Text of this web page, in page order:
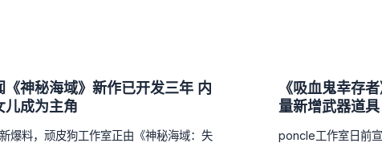
《神秘海域》新作已开发三年 内
儿成为主角
爆料，顽皮狗工作室正由《神秘海域：失
《吸血鬼幸存
量新增武器道具
poncle工作室日前